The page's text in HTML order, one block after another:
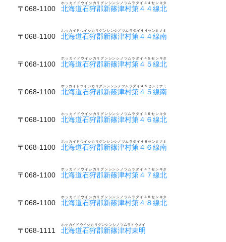
〒068-1100 北海道石狩郡新篠津村第４４線北
ホッカイドウイシカリグンシンシノツムラダイ４４センキタ
〒068-1100 北海道石狩郡新篠津村第４４線南
ホッカイドウイシカリグンシンシノツムラダイ４４センミナミ
〒068-1100 北海道石狩郡新篠津村第４５線北
ホッカイドウイシカリグンシンシノツムラダイ４５センキタ
〒068-1100 北海道石狩郡新篠津村第４５線南
ホッカイドウイシカリグンシンシノツムラダイ４５センミナミ
〒068-1100 北海道石狩郡新篠津村第４６線北
ホッカイドウイシカリグンシンシノツムラダイ４６センキタ
〒068-1100 北海道石狩郡新篠津村第４６線南
ホッカイドウイシカリグンシンシノツムラダイ４６センミナミ
〒068-1100 北海道石狩郡新篠津村第４７線北
ホッカイドウイシカリグンシンシノツムラダイ４７センキタ
〒068-1100 北海道石狩郡新篠津村第４８線北
ホッカイドウイシカリグンシンシノツムラダイ４８センキタ
〒068-1111 北海道石狩郡新篠津村東明
ホッカイドウイシカリグンシンシノツムラトウメイ